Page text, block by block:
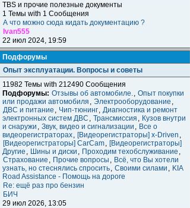
TBS и прочие полезные документы
1 Темы with 1 Сообщения
А что можно сюда кидать документацию ?
Ivan555
22 июл 2024, 19:59
Подфорумы
Опыт эксплуатации. Вопросы и советы
11982 Темы with 212490 Сообщения
Подфорумы: Отзывы об автомобиле., Опыт покупки
или продажи автомобиля , Электрооборудование ,
ДВС и питание , Чип-тюнинг, Диагностика и ремонт
электронных систем ДВС , Трансмиссия , Кузов внутри
и снаружи , Звук, видео и сигнализации , Все о
видеорегистраторах, [Видеорегистраторы] x-Driven ,
[Видеорегистраторы] CarCam, [Видеорегистраторы]
Другие , Шины и диски , Проходим техобслуживание ,
Страхование , Прочие вопросы , Всё, что Вы хотели
узнать, но стеснялись спросить, Своими силами , KIA
Road Assistance - Помощь на дороге
Re: ещё раз про бензин
БИЧ
29 июл 2026, 13:05